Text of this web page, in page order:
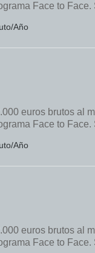
Face to
Año
euros brutos al
Face to
Año
euros brutos al
Face to